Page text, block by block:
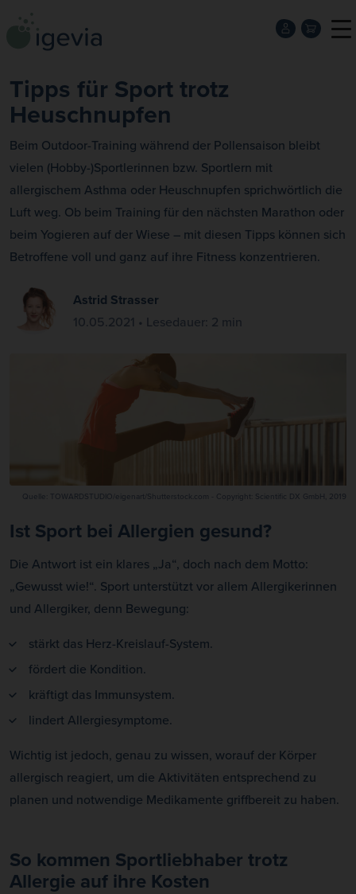
Tipps für Sport trotz
Heuschnupfen
Beim Outdoor-Training während der Pollensaison bleibt
vielen (Hobby-)Sportlerinnen bzw. Sportlern mit
allergischem Asthma oder Heuschnupfen sprichwörtlich die
Luft weg. Ob beim Training für den nächsten Marathon oder
beim Yogieren auf der Wiese – mit diesen Tipps können sich
Betroffene voll und ganz auf ihre Fitness konzentrieren.
Astrid Strasser
10.05.2021 • Lesedauer: 2 min
Quelle: TOWARDSTUDIO/eigenart/Shutterstock.com - Copyright: Scientific DX GmbH, 2019
Ist Sport bei Allergien gesund?
Die Antwort ist ein klares „Ja“, doch nach dem Motto:
„Gewusst wie!“. Sport unterstützt vor allem Allergikerinnen
und Allergiker, denn Bewegung:
stärkt das Herz-Kreislauf-System.
fördert die Kondition.
kräftigt das Immunsystem.
lindert Allergiesymptome.
Wichtig ist jedoch, genau zu wissen, worauf der Körper
allergisch reagiert, um die Aktivitäten entsprechend zu
planen und notwendige Medikamente griffbereit zu haben.
So kommen Sportliebhaber trotz
Allergie auf ihre Kosten